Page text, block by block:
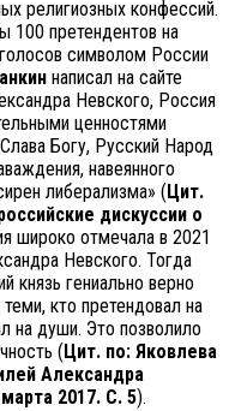
религиозных конфессий.
100 претендентов на
символом России
написал на сайте
Невского, Россия
ценностями
Богу, Русский Народ
навеянного
либерализма» (Цит.
дискуссии о
широко отмечала в 2021
Невского. Тогда
князь гениально верно
кто претендовал на
на души. Это позволило
(Цит. по: Яковлева
Александра
2017. С. 5).